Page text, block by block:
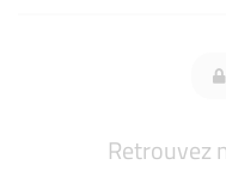
Retrouvez